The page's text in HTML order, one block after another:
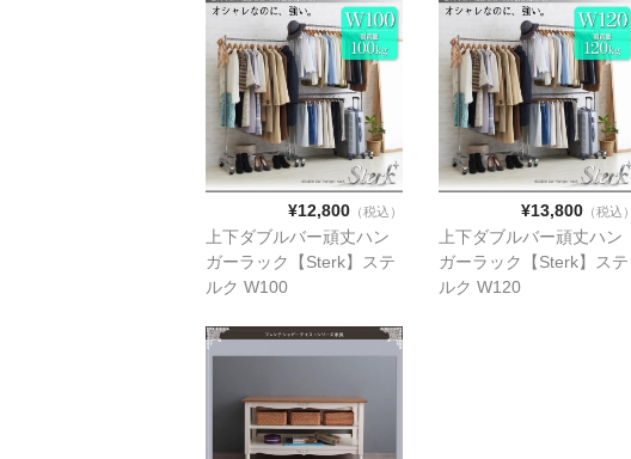
¥12,800 （税込）
上下ダブルバー頑丈ハン
ガーラック【Sterk】ステ
ルク W100
¥13,800 （税込）
上下ダブルバー頑丈ハン
ガーラック【Sterk】ステ
ルク W120